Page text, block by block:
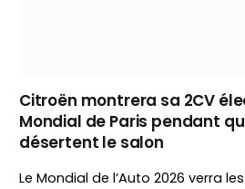
Citroën montrera sa 2CV
Mondial de Paris pendant
désertent le salon
Le Mondial de l’Auto 2026 verra